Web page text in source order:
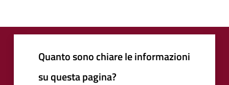
Quanto sono chiare le informazioni
su questa pagina?